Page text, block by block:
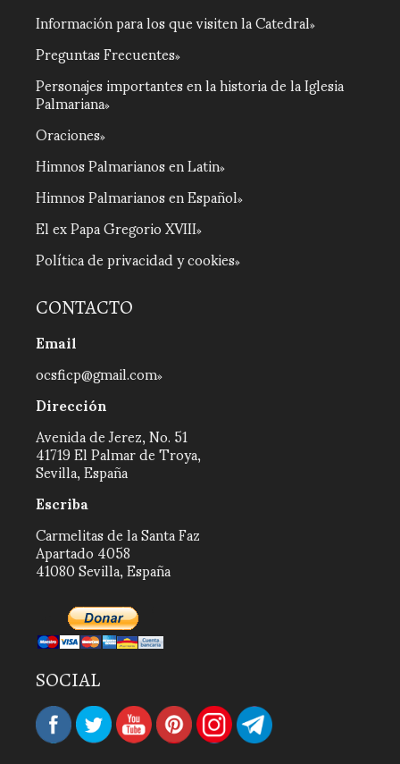
Información para los que visiten la Catedral
Preguntas Frecuentes
Personajes importantes en la historia de la Iglesia
Palmariana
Oraciones
Himnos Palmarianos en Latin
Himnos Palmarianos en Español
El ex Papa Gregorio XVIII
Política de privacidad y cookies
CONTACTO
Email
ocsficp@gmail.com
Dirección
Avenida de Jerez, No. 51
41719 El Palmar de Troya,
Sevilla, España
Escriba
Carmelitas de la Santa Faz
Apartado 4058
41080 Sevilla, España
SOCIAL